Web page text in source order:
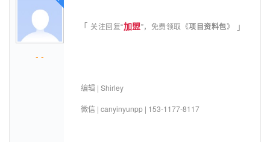
- -
「 关注回复“加盟”，免费领取《项目资料包》 」
编辑 | Shirley
微信 | canyinyunpp | 153-1177-8117